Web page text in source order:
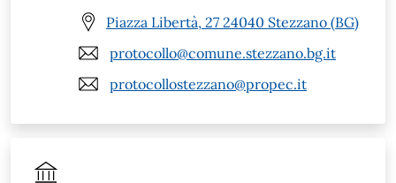
Piazza Libertà, 27 24040 Stezzano (BG)
protocollo@comune.stezzano.bg.it
protocollostezzano@propec.it